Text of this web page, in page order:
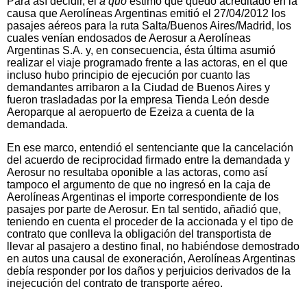
causa que Aerolíneas Argentinas emitió el 27/04/2012 los
pasajes aéreos para la ruta Salta/Buenos Aires/Madrid, los
cuales venían endosados de Aerosur a Aerolíneas
Argentinas S.A. y, en consecuencia, ésta última asumió
realizar el viaje programado frente a las actoras, en el que
incluso hubo principio de ejecución por cuanto las
demandantes arribaron a la Ciudad de Buenos Aires y
fueron trasladadas por la empresa Tienda León desde
Aeroparque al aeropuerto de Ezeiza a cuenta de la
demandada.
En ese marco, entendió el sentenciante que la cancelación
del acuerdo de reciprocidad firmado entre la demandada y
Aerosur no resultaba oponible a las actoras, como así
tampoco el argumento de que no ingresó en la caja de
Aerolíneas Argentinas el importe correspondiente de los
pasajes por parte de Aerosur. En tal sentido, añadió que,
teniendo en cuenta el proceder de la accionada y el tipo de
contrato que conlleva la obligación del transportista de
llevar al pasajero a destino final, no habiéndose demostrado
en autos una causal de exoneración, Aerolíneas Argentinas
debía responder por los daños y perjuicios derivados de la
inejecución del contrato de transporte aéreo.